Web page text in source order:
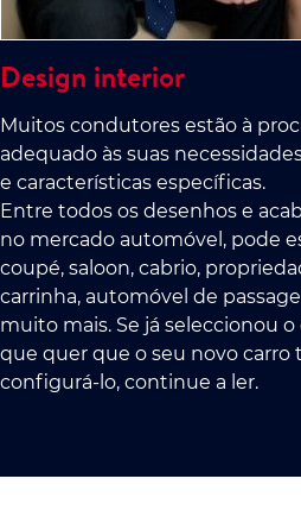
Design interior
Muitos condutores estão à
adequado às suas
e características específicas.
Entre todos os desenhos e
no mercado automóvel, pode
coupé, saloon, cabrio,
carrinha, automóvel de
muito mais. Se já seleccionou
que quer que o seu novo carro
configurá-lo, continue a ler.